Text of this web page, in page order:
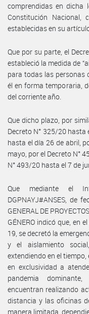
comprendidas en
Constitución Nacional,
establecidas en su
Que por su parte, el
estableció la medida de
para todas las personas
él en forma temporaria,
del corriente año.
Que dicho plazo, por
Decreto N° 325/20 hasta
hasta el día 26 de abril,
mayo, por el Decreto N°
N° 493/20 hasta el 7 de
Que mediante el
DGPNAYJ#ANSES, de
GENERAL DE
GÉNERO indicó que, en
19, se decretó la
y el aislamiento
extendiendo en el
en exclusividad a
pandemia
encuentran realizando
distancia y las oficinas
manera limitada,